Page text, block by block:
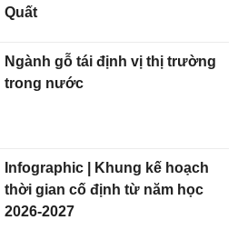
Quất
Ngành gỗ tái định vị thị trường
trong nước
Infographic | Khung kế hoạch
thời gian cố định từ năm học
2026-2027